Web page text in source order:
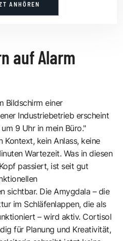
ANHÖREN
auf Alarm
Bildschirm einer
Industriebetrieb erscheint
9 Uhr in mein Büro."
Kontext, kein Anlass, keine
Wartezeit. Was in diesen
passiert, ist seit gut
sichtbar. Die Amygdala – die
im Schläfenlappen, die als
– wird aktiv. Cortisol
für Planung und Kreativität,